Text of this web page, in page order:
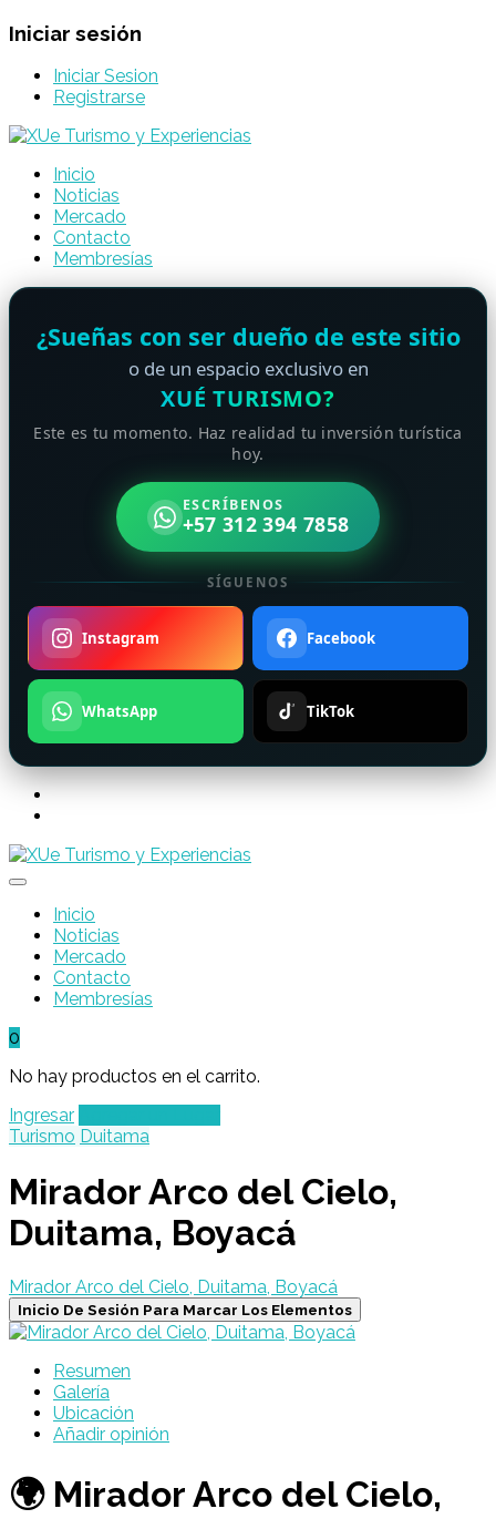
Iniciar sesión
Iniciar Sesion
Registrarse
Inicio
Noticias
Mercado
Contacto
Membresías
¿Sueñas con ser dueño de este sitio
o de un espacio exclusivo en
XUÉ TURISMO?
Este es tu momento. Haz realidad tu inversión turística
hoy.
ESCRÍBENOS
+57 312 394 7858
SÍGUENOS
Instagram Facebook
WhatsApp TikTok
Inicio
Noticias
Mercado
Contacto
Membresías
0
No hay productos en el carrito.
Ingresar
Turismo Duitama
Mirador Arco del Cielo,
Duitama, Boyacá
Mirador Arco del Cielo, Duitama, Boyacá
Inicio De Sesión Para Marcar Los Elementos
Resumen
Galería
Ubicación
Añadir opinión
🌍 Mirador Arco del Cielo,